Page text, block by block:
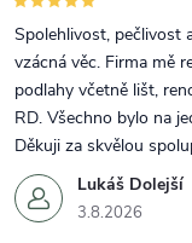
Lukáš Dolejší
3.8.2026
Spolehlivost, pečlivost
vzácná věc. Firma mě
podlahy včetně lišt,
RD. Všechno bylo na
Děkuji za skvělou